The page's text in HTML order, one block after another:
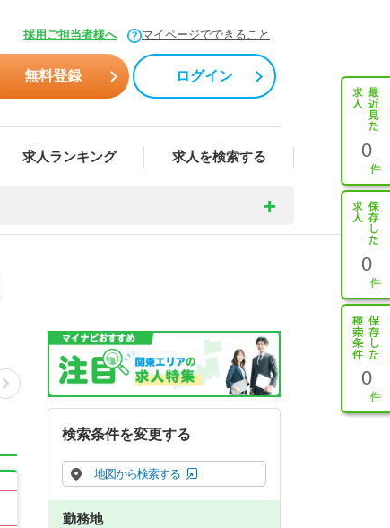
採用ご担当者様へ マイページでできること
無料登録 ログイン
求人ランキング 求人を検索する 0
0
0
検索条件を変更する
地図から検索する
勤務地